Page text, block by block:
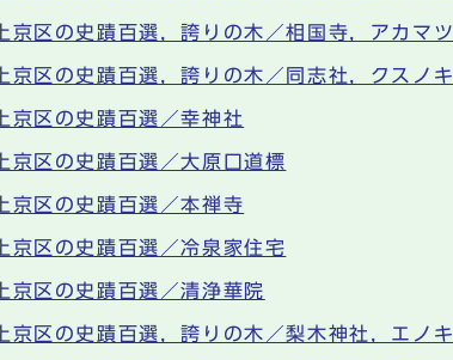
上京区の史蹟百選，誇りの木／相国寺，アカマツ
上京区の史蹟百選，誇りの木／同志社，クスノキ
上京区の史蹟百選／幸神社
上京区の史蹟百選／大原口道標
上京区の史蹟百選／本禅寺
上京区の史蹟百選／冷泉家住宅
上京区の史蹟百選／清浄華院
上京区の史蹟百選，誇りの木／梨木神社，エノキ